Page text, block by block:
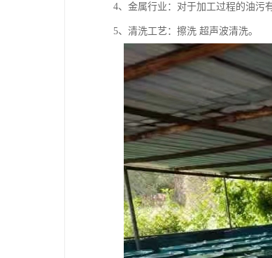
4、金属行业：对于加工过程的油污
5、清洗工艺：擦洗 超声波清洗。